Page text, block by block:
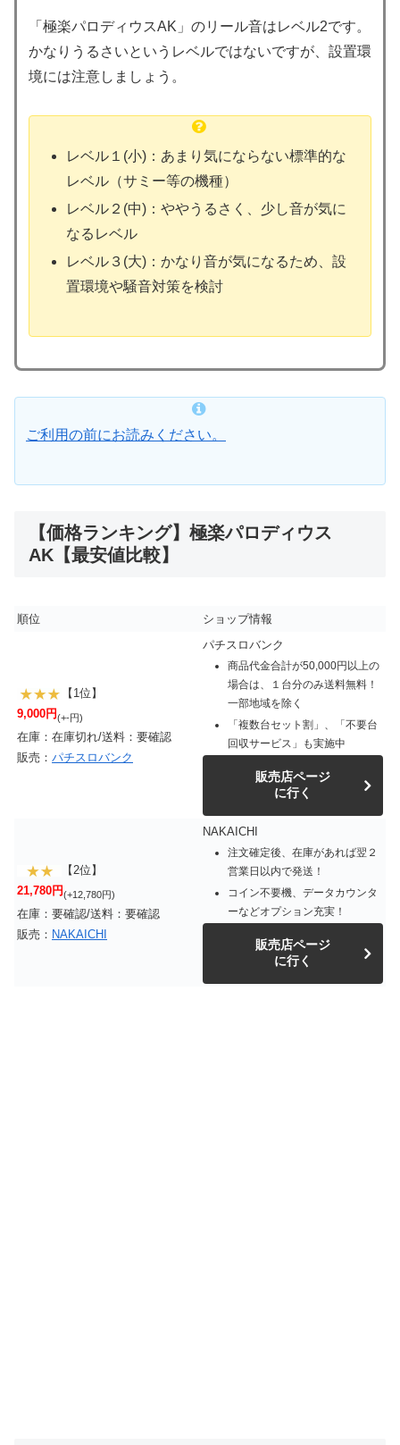
「極楽パロディウスAK」のリール音はレベル2です。
かなりうるさいというレベルではないですが、設置環
境には注意しましょう。
レベル１(小)：あまり気にならない標準的な
レベル（サミー等の機種）
レベル２(中)：ややうるさく、少し音が気に
なるレベル
レベル３(大)：かなり音が気になるため、設
置環境や騒音対策を検討
ご利用の前にお読みください。
【価格ランキング】極楽パロディウス
AK【最安値比較】
順位 ショップ情報
【1位】
9,000円(+-円)
在庫：在庫切れ/送料：要確認
販売： パチスロバンク
パチスロバンク
商品代金合計が50,000円以上の
場合は、１台分のみ送料無料！
一部地域を除く
「複数台セット割」、「不要台
回収サービス」も実施中
販売店ページ
に行く
【2位】
21,780円(+12,780円)
在庫：要確認/送料：要確認
販売： NAKAICHI
NAKAICHI
注文確定後、在庫があれば翌２
営業日以内で発送！
コイン不要機、データカウンタ
ーなどオプション充実！
販売店ページ
に行く